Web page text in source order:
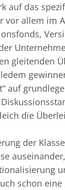
auf das
vor allem im
gleitenden
auf
die
der
schon eine